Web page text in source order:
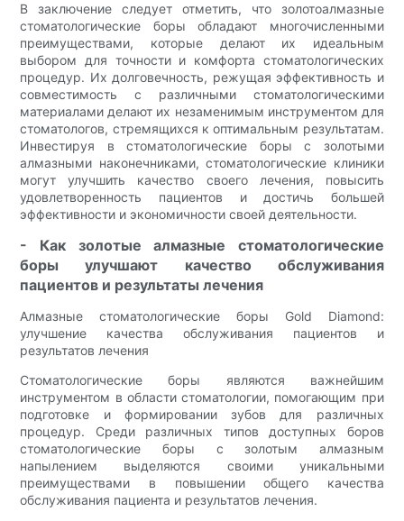
В заключение следует отметить, что золотоалмазные
стоматологические боры обладают многочисленными
преимуществами, которые делают их идеальным
выбором для точности и комфорта стоматологических
процедур. Их долговечность, режущая эффективность и
совместимость с различными стоматологическими
материалами делают их незаменимым инструментом для
стоматологов, стремящихся к оптимальным результатам.
Инвестируя в стоматологические боры с золотыми
алмазными наконечниками, стоматологические клиники
могут улучшить качество своего лечения, повысить
удовлетворенность пациентов и достичь большей
эффективности и экономичности своей деятельности.
- Как золотые алмазные стоматологические
боры улучшают качество обслуживания
пациентов и результаты лечения
Алмазные стоматологические боры Gold Diamond:
улучшение качества обслуживания пациентов и
результатов лечения
Стоматологические боры являются важнейшим
инструментом в области стоматологии, помогающим при
подготовке и формировании зубов для различных
процедур. Среди различных типов доступных боров
стоматологические боры с золотым алмазным
напылением выделяются своими уникальными
преимуществами в повышении общего качества
обслуживания пациента и результатов лечения.